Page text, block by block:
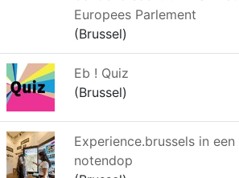
Europees Parlement
(Brussel)
Eb ! Quiz
(Brussel)
Experience.brussels in een
notendop